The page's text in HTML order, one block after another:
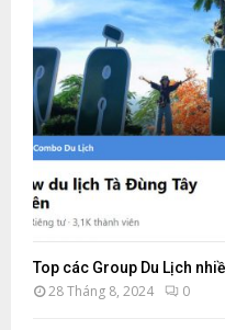
Top các Group Du Lịch
28 Tháng 8, 2024 0